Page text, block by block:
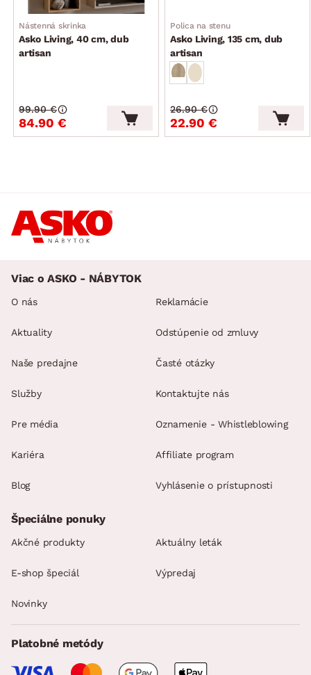
Nástenná skrinka
Asko Living, 40 cm, dub
artisan
84.90 €
99.90 €
Polica na stenu
Asko Living, 135 cm, dub
artisan
22.90 €
26.90 €
Viac o ASKO - NÁBYTOK
O nás
Aktuality
Naše predajne
Služby
Pre média
Kariéra
Blog
Reklamácie
Odstúpenie od zmluvy
Časté otázky
Kontaktujte nás
Oznamenie - Whistleblowing
Affiliate program
Vyhlásenie o prístupnosti
Špeciálne ponuky
Akčné produkty Aktuálny leták
E-shop špeciál Výpredaj
Novinky
Platobné metódy